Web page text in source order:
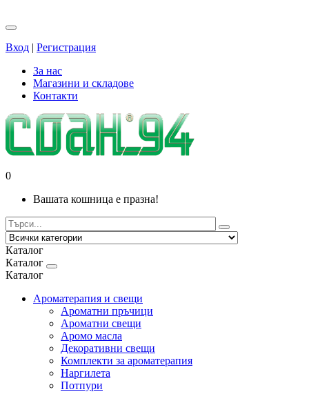
Вход | Регистрация
За нас
Магазини и складове
Контакти
0
Вашата кошница е празна!
Каталог
Каталог
Каталог
Ароматерапия и свещи
Ароматни пръчици
Ароматни свещи
Аромо масла
Декоративни свещи
Комплекти за ароматерапия
Наргилета
Потпури